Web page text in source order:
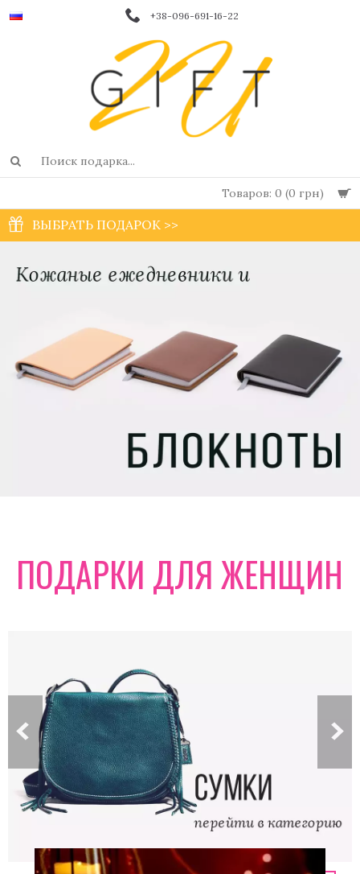
+38-096-691-16-22
Товаров: 0 (0 грн)
ВЫБРАТЬ ПОДАРОК >>
ПОДАРКИ ДЛЯ ЖЕНЩИН